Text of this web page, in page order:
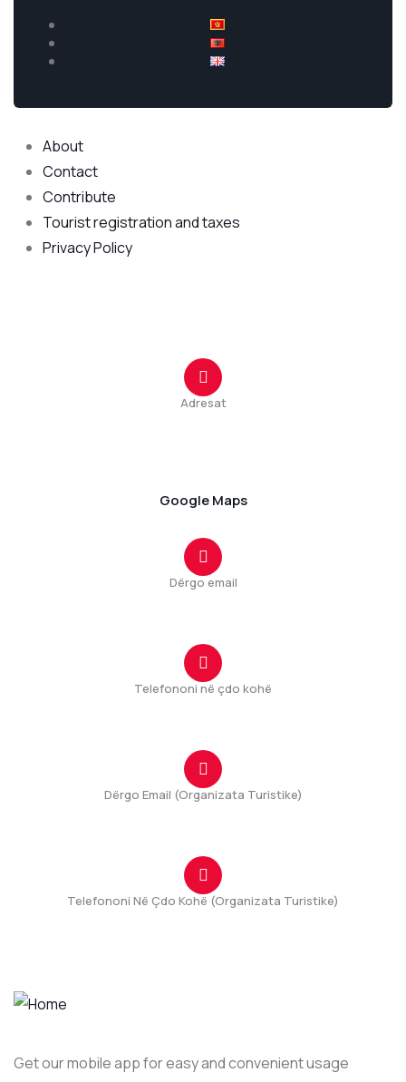
About
Contact
Contribute
Tourist registration and taxes
Privacy Policy
Adresat
Google Maps
Dërgo email
Telefononi në çdo kohë
Dërgo Email (Organizata Turistike)
Telefononi Në Çdo Kohë (Organizata Turistike)
Get our mobile app for easy and convenient usage